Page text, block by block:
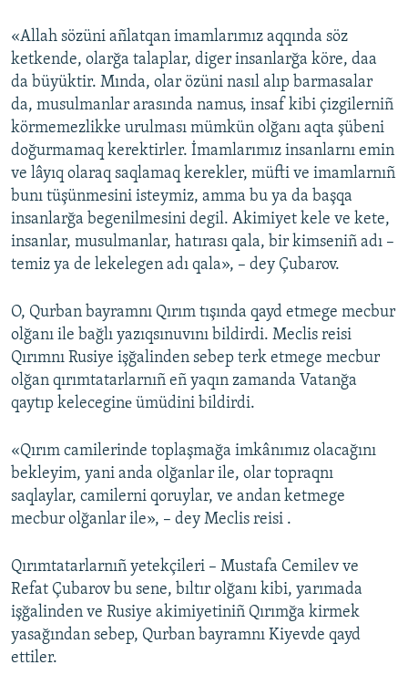
«Allah sözüni añlatqan imamlarımız aqqında söz
ketkende, olarğa talaplar, diger insanlarğa köre, daa
da büyüktir. Mında, olar özüni nasıl alıp barmasalar
da, musulmanlar arasında namus, insaf kibi çizgilerniñ
körmemezlikke urulması mümkün olğanı aqta şübeni
doğurmamaq kerektirler. İmamlarımız insanlarnı emin
ve lâyıq olaraq saqlamaq kerekler, müfti ve imamlarnıñ
bunı tüşünmesini isteymiz, amma bu ya da başqa
insanlarğa begenilmesini degil. Akimiyet kele ve kete,
insanlar, musulmanlar, hatırası qala, bir kimseniñ adı –
temiz ya de lekelegen adı qala», – dey Çubarov.
O, Qurban bayramnı Qırım tışında qayd etmege mecbur
olğanı ile bağlı yazıqsınuvını bildirdi. Meclis reisi
Qırımnı Rusiye işğalinden sebep terk etmege mecbur
olğan qırımtatarlarnıñ eñ yaqın zamanda Vatanğa
qaytıp keleceginе ümüdini bildirdi.
«Qırım camilerinde toplaşmağa imkânımız olacağını
bekleyim, yani anda olğanlar ile, olar topraqnı
saqlaylar, camilerni qoruylar, ve andan ketmege
mecbur olğanlar ile», – dey Meclis reisi .
Qırımtatarlarnıñ yetekçileri – Mustafa Cemilev ve
Refat Çubarov bu sene, bıltır olğanı kibi, yarımada
işğalinden ve Rusiye akimiyetiniñ Qırımğa kirmek
yasağından sebep, Qurban bayramnı Kiyevde qayd
ettiler.